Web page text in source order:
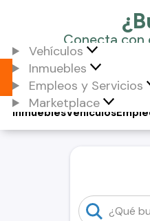
Vehículos
Inmuebles
Empleos y Servicios
Marketplace
Vehículos
Inmuebles